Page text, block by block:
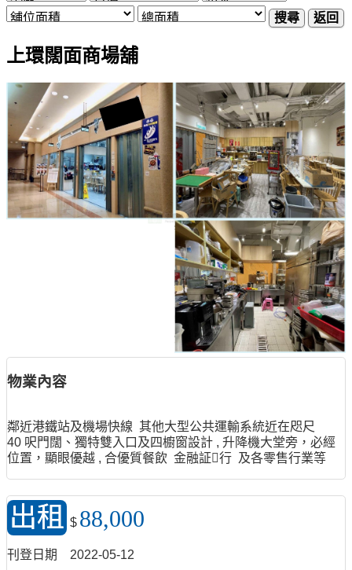
搜尋 返回
上環闊面商場舖
物業內容
鄰近港鐵站及機場快線 其他大型公共運輸系統近在咫尺
40 呎門闊、獨特雙入口及四櫥窗設計 , 升降機大堂旁，必經
位置，顯眼優越 , 合優質餐飲 金融証行 及各零售行業等
出租 $ 88,000
刊登日期
2022-05-12